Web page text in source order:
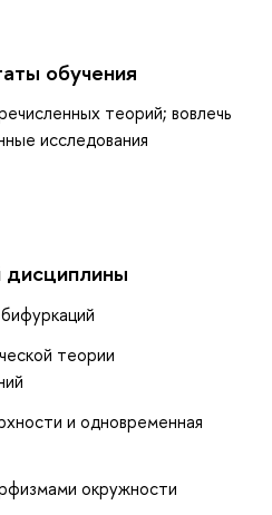
обучения
теорий; вовлечь
исследования
теории
и одновременная
окружности